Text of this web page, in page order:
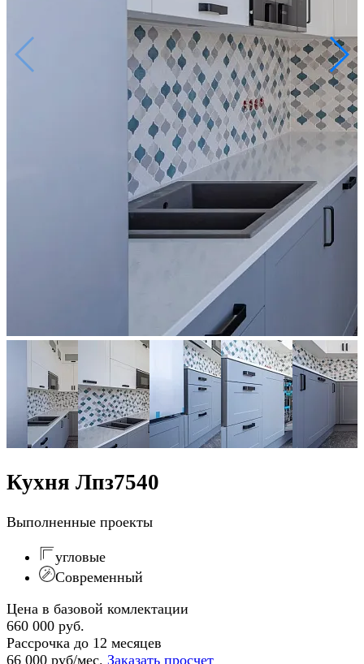
Кухня Лпз7540
Выполненные проекты
угловые
Современный
Цена в базовой комлектации
660 000 руб.
Рассрочка до 12 месяцев
66 000 руб/мес. Заказать просчет